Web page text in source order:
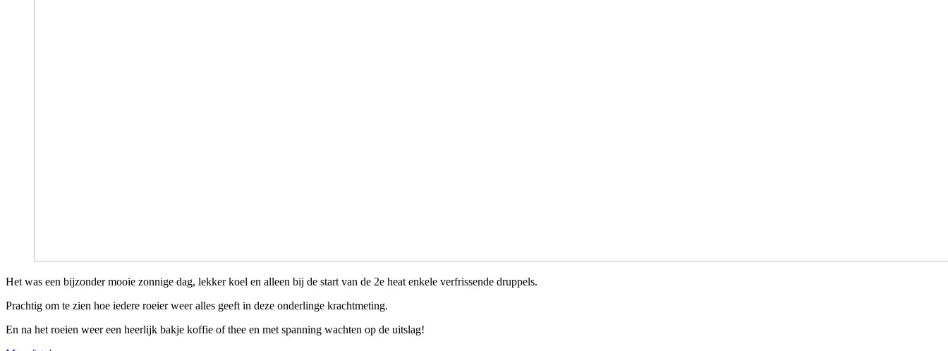
Het was een bijzonder mooie zonnige dag, lekker koel en alleen bij de start van de 2e heat enkele verfrissende druppels.
Prachtig om te zien hoe iedere roeier weer alles geeft in deze onderlinge krachtmeting.
En na het roeien weer een heerlijk bakje koffie of thee en met spanning wachten op de uitslag!